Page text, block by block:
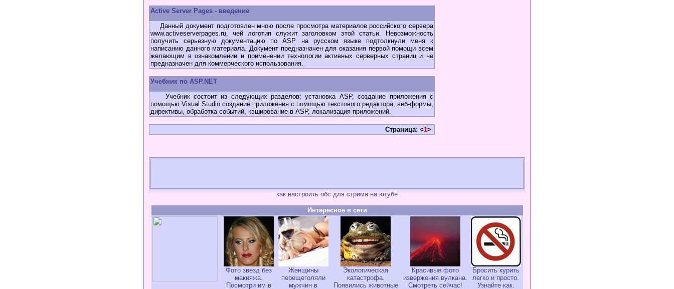
Active Server Pages - введение
Данный документ подготовлен мною после просмотра материалов российского сервера
www.activeserverpages.ru, чей логотип служит заголовком этой статьи. Невозможность
получить серьезную документацию по ASP на русском языке подтолкнули меня к
написанию данного материала. Документ предназначен для оказания первой помощи всем
желающим в ознакомлении и применении технологии активных серверных страниц и не
предназначен для коммерческого использования.
Учебник по ASP.NET
Учебник состоит из следующих разделов: установка ASP, создание приложения с
помощью Visual Studio создание приложения с помощью текстового редактора, веб-формы,
директивы, обработка событий, кэширование в ASP, локализация приложений.
Страница: <1>
как настроить обс для стрима на ютубе
Интересное в сети
Фото звезд без
макияжа.
Посмотри им в
Женщины
перещеголяли
мужчин в
Экологическая
катастрофа.
Появились животные
Красивые фото
извержения вулкана.
Смотреть сейчас!
Бросить курить
легко и просто.
Узнайте как.